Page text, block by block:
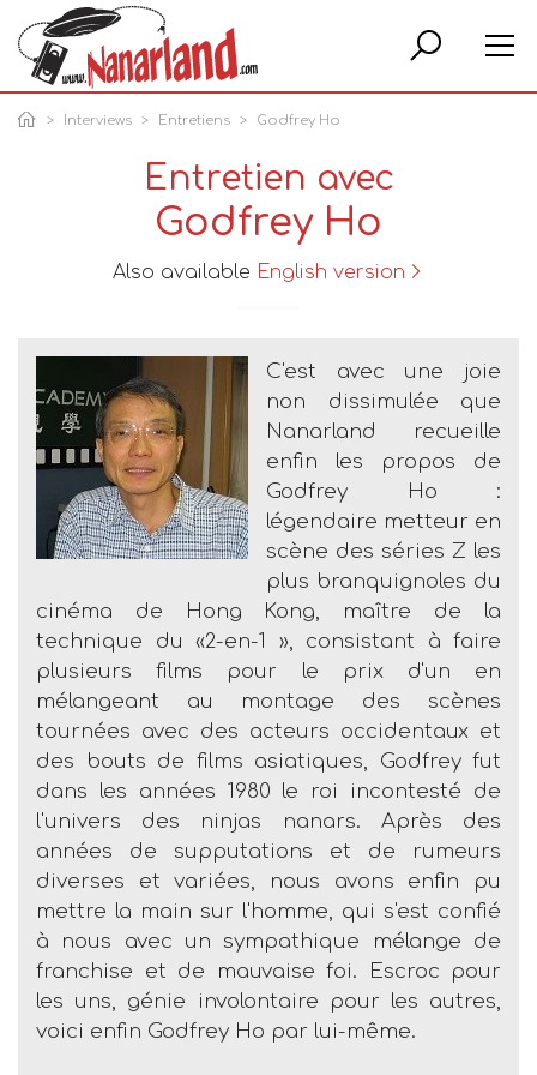
Interviews Entretiens Godfrey Ho
Entretien avec
Godfrey Ho
Also available English version
C'est avec une joie
non dissimulée que
Nanarland recueille
enfin les propos de
Godfrey Ho :
légendaire metteur en
scène des séries Z les
plus branquignoles du
cinéma de Hong Kong, maître de la
technique du «2-en-1 », consistant à faire
plusieurs films pour le prix d'un en
mélangeant au montage des scènes
tournées avec des acteurs occidentaux et
des bouts de films asiatiques, Godfrey fut
dans les années 1980 le roi incontesté de
l'univers des ninjas nanars. Après des
années de supputations et de rumeurs
diverses et variées, nous avons enfin pu
mettre la main sur l'homme, qui s'est confié
à nous avec un sympathique mélange de
franchise et de mauvaise foi. Escroc pour
les uns, génie involontaire pour les autres,
voici enfin Godfrey Ho par lui-même.